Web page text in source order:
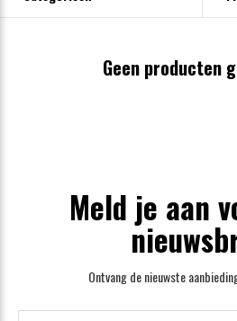
Geen producten
Meld je aan
Ontvang de nieuwste